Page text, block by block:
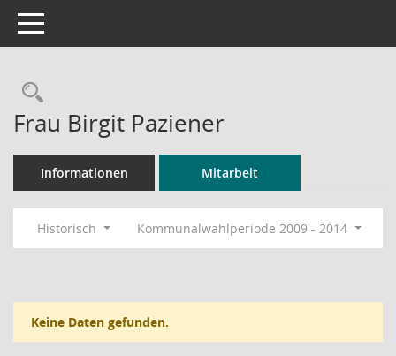
Toggle navigation
Rechercheauswahl
Frau Birgit Paziener
Informationen Mitarbeit
Historisch Kommunalwahlperiode 2009 - 2014
Keine Daten gefunden.